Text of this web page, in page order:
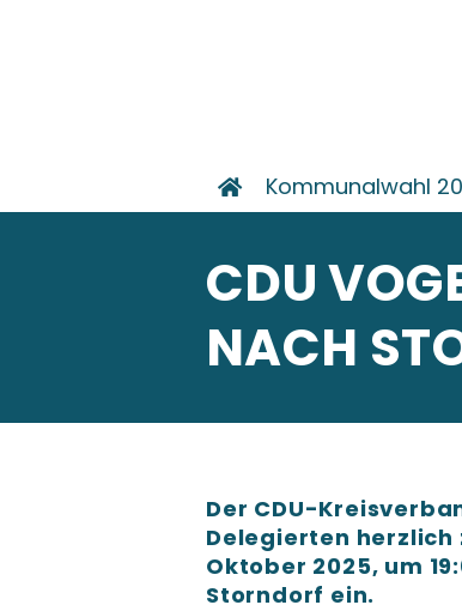
Kommunalwahl
CDU
NACH
Der CDU-
Delegierten herzlich
Oktober 2025, um
Storndorf ein.